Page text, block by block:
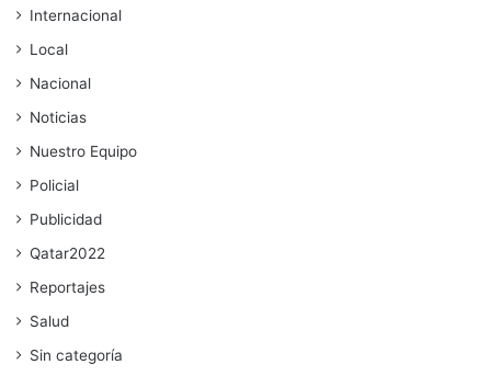
Internacional
Local
Nacional
Noticias
Nuestro Equipo
Policial
Publicidad
Qatar2022
Reportajes
Salud
Sin categoría